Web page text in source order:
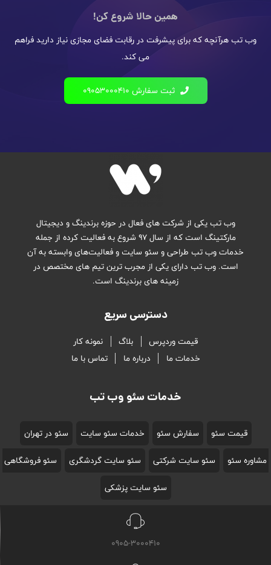
همین حالا شروع کن!
وب تب هرآنچه که برای پیشرفت در رقابت فضای مجازی نیاز دارید فراهم
می کند.
ثبت سفارش 09053000410
وب تب یکی از شرکت های فعال در حوزه برندینگ و دیجیتال
مارکتینگ است که از سال ۹۷ شروع به فعالیت کرده از جمله
خدمات وب تب طراحی و سئو سایت و فعالیت‌های وابسته به آن
است. وب تب دارای یکی از مجرب ترین تیم های مختصص در
زمینه های برندینگ است.
دسترسی سریع
قیمت وردپرس بلاگ
نمونه کار
خدمات ما
درباره ما تماس با ما
خدمات سئو وب تب
قیمت سئو سفارش سئو خدمات سئو سایت
سئو در تهران
مشاوره سئو
سئو سایت شرکتی سئو سایت گردشگری
سئو فروشگاهی
سئو سایت پزشکی
0905-3000410